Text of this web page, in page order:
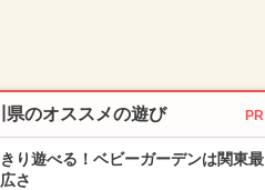
県のオススメの遊び PR
り遊べる！ベビーガーデンは関東最
さ